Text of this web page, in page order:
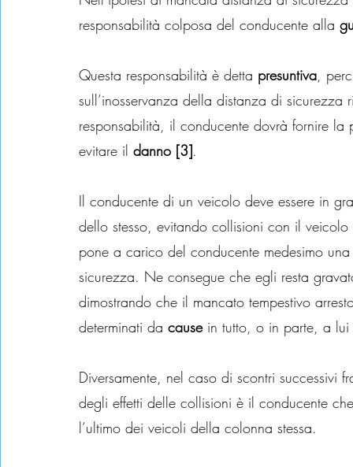
responsabilità colposa del conducente alla
Questa responsabilità è detta presuntiva,
sull’inosservanza della distanza di
responsabilità, il conducente dovrà fornire
evitare il danno [3].
Il conducente di un veicolo deve essere in
dello stesso, evitando collisioni con il
pone a carico del conducente medesimo
sicurezza. Ne consegue che egli resta
dimostrando che il mancato tempestivo
determinati da cause in tutto, o in parte, a
Diversamente, nel caso di scontri successivi
degli effetti delle collisioni è il conducente
l’ultimo dei veicoli della colonna stessa.